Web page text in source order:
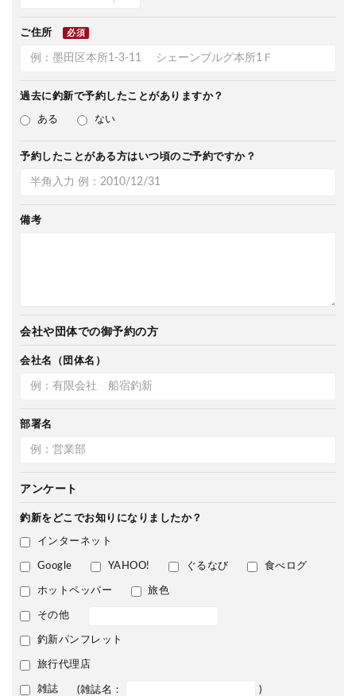
ご住所 必須
過去に釣新で予約したことがありますか？
ある ない
予約したことがある方はいつ頃のご予約ですか？
備考
会社や団体での御予約の方
会社名（団体名）
部署名
アンケート
釣新をどこでお知りになりましたか？
インターネット
Google YAHOO! ぐるなび 食べログ
ホットペッパー 旅色
その他
釣新パンフレット
旅行代理店
雑誌 (雑誌名： )